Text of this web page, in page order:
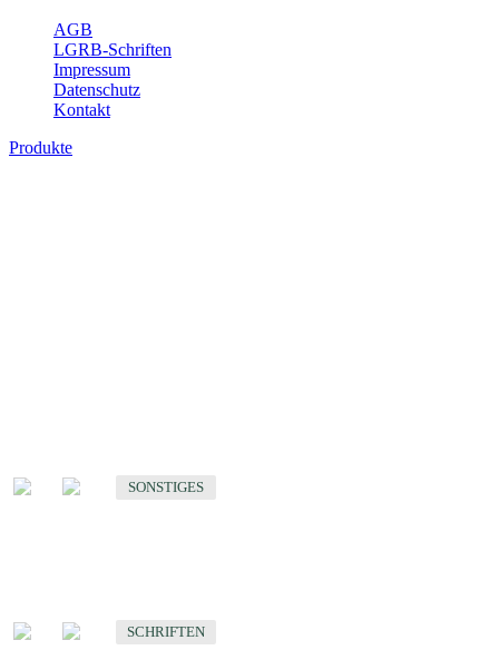
AGB
LGRB-Schriften
Impressum
Datenschutz
Kontakt
Produkte
SONSTIGES
SCHRIFTEN